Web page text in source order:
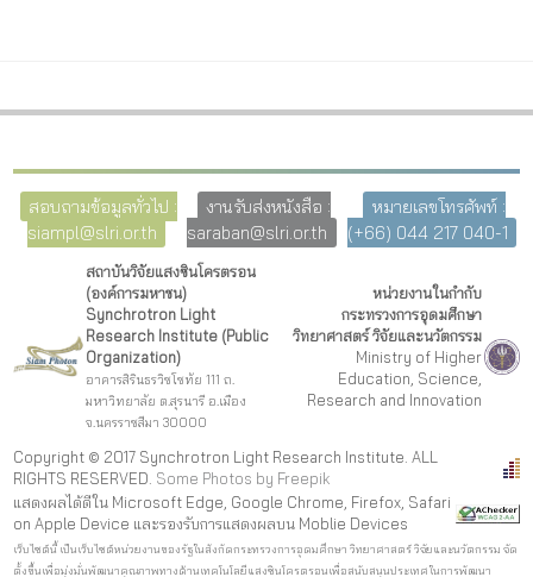
สอบถามข้อมูลทั่วไป :
siampl@slri.or.th
งานรับส่งหนังสือ :
saraban@slri.or.th
หมายเลขโทรศัพท์ :
(+66) 044 217 040-1
สถาบันวิจัยแสงซินโครตรอน
(องค์การมหาชน)
Synchrotron Light
Research Institute (Public
Organization)
อาคารสิรินธรวิชโชทัย 111 ถ.
มหาวิทยาลัย ต.สุรนารี อ.เมือง
จ.นครราชสีมา 30000
หน่วยงานในกำกับ
กระทรวงการอุดมศึกษา
วิทยาศาสตร์ วิจัยและนวัตกรรม
Ministry of Higher
Education, Science,
Research and Innovation
Copyright © 2017 Synchrotron Light Research Institute. ALL
RIGHTS RESERVED. Some Photos by Freepik
แสดงผลได้ดีใน Microsoft Edge, Google Chrome, Firefox, Safari
on Apple Device และรองรับการแสดงผลบน Moblie Devices
เว็บไซต์นี้ เป็นเว็บไซต์หน่วยงานของรัฐในสังกัดกระทรวงการอุดมศึกษา วิทยาศาสตร์ วิจัยและนวัตกรรม จัด
ตั้งขึ้นเพื่อมุ่งมั่นพัฒนาคุณภาพทางด้านเทคโนโลยีแสงซินโครตรอนเพื่อสนับสนุนประเทศในการพัฒนา